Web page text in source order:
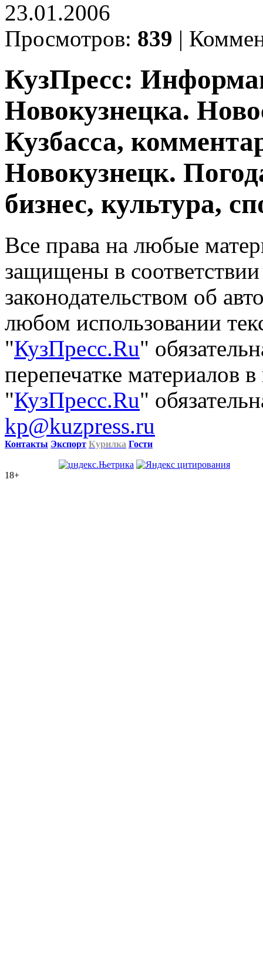
23.01.2006
Просмотров: 839 |
КузПресс:
Новокузнецка.
Кузбасса,
Новокузнецк.
бизнес, культура,
Все права на любые
защищены в
законодательством об
любом использовании
"КузПресс.Ru"
перепечатке материалов
"КузПресс.Ru"
kp@kuzpress.ru
Контакты Экспорт Курилка Гости
18+